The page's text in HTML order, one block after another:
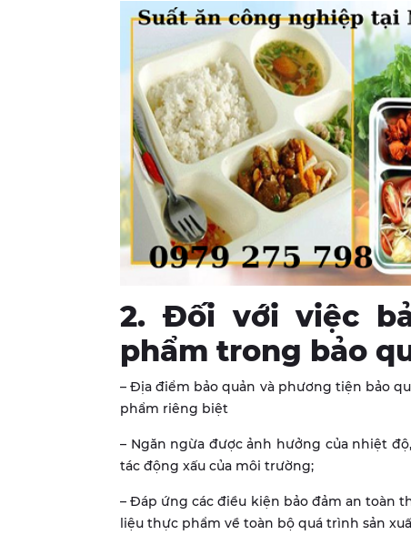
2. Đối với việc
phẩm trong bảo
– Địa điểm bảo quản và phương tiện bảo
phẩm riêng biệt
– Ngăn ngừa được ảnh hưởng của nhiệt
tác động xấu của môi trường;
– Đáp ứng các điều kiện bảo đảm an toàn
liệu thực phẩm về toàn bộ quá trình sản